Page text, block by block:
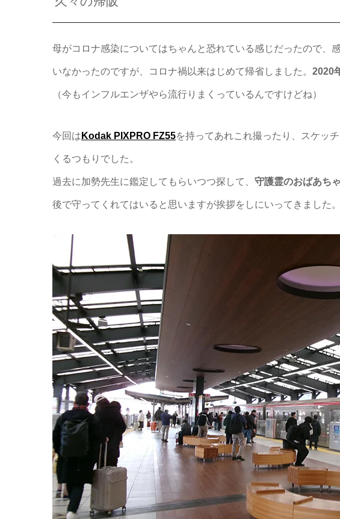
母がコロナ感染についてはちゃんと恐れている感じだったので、
いなかったのですが、コロナ禍以来はじめて帰省しました。 2020
（今もインフルエンザやら流行りまくっているんですけどね）
今回は Kodak PIXPRO FZ55を持ってあれこれ撮ったり、スケッ
くるつもりでした。
過去に加勢先生に鑑定してもらいつつ探して、 守護霊のおばあち
後で守ってくれてはいると思いますが挨拶をしにいってきました。